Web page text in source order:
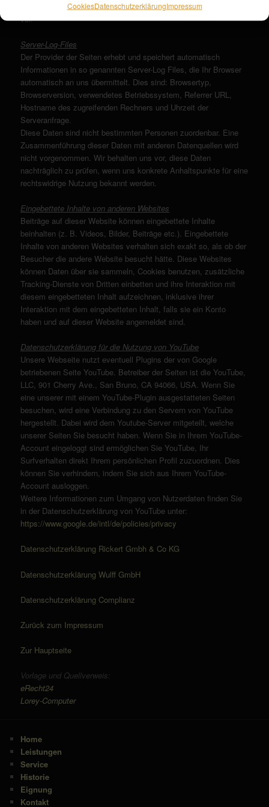
CookiesDatenschutzerklärungImpressum
Zusendung von Werbeinformationen, etwa durch Spam-E-Mails,
vor.
Server-Log-Files
Der Provider der Seiten erhebt und speichert automatisch
Informationen in so genannten Server-Log Files, die Ihr Browser
automatisch an uns übermittelt. Dies sind: Browsertyp,
Browserversion, verwendetes Betriebssystem, Referrer URL,
Hostname des zugreifenden Rechners und Uhrzeit der
Serveranfrage.
Diese Daten sind nicht bestimmten Personen zuordenbar. Eine
Zusammenführung dieser Daten mit anderen Datenquellen wird
nicht vorgenommen. Wir behalten uns vor, diese Daten
nachträglich zu prüfen, wenn uns konkrete Anhaltspunkte für eine
rechtswidrige Nutzung bekannt werden.
Eingebettete Inhalte von anderen Websites
Beiträge auf dieser Website können eingebettete Inhalte
beinhalten (z. B. Videos, Bilder, Beiträge etc.). Eingebettete
Inhalte von anderen Websites verhalten sich exakt so, als ob der
Besucher die andere Website besucht hätte. Diese Websites
können Daten über sie sammeln, Cookies benutzen, zusätzliche
Tracking-Dienste von Dritten einbetten und ihre Interaktion mit
diesem eingebetteten Inhalt aufzeichnen, inklusive ihrer
Interaktion mit dem eingebetteten Inhalt, falls sie ein Konto
haben und auf dieser Website angemeldet sind.
Datenschutzerklärung für die Nutzung von YouTube
Unsere Webseite nutzt eventuell Plugins der von Google
betriebenen Seite YouTube. Betreiber der Seiten ist die YouTube,
LLC, 901 Cherry Ave., San Bruno, CA 94066, USA. Wenn Sie
eine unserer mit einem YouTube-Plugin ausgestatteten Seiten
besuchen, wird eine Verbindung zu den Servern von YouTube
hergestellt. Dabei wird dem Youtube-Server mitgeteilt, welche
unserer Seiten Sie besucht haben. Wenn Sie in Ihrem YouTube-
Account eingeloggt sind ermöglichen Sie YouTube, Ihr
Surfverhalten direkt Ihrem persönlichen Profil zuzuordnen. Dies
können Sie verhindern, indem Sie sich aus Ihrem YouTube-
Account ausloggen.
Weitere Informationen zum Umgang von Nutzerdaten finden Sie
in der Datenschutzerklärung von YouTube unter:
https://www.google.de/intl/de/policies/privacy
Datenschutzerklärung Rickert Gmbh & Co KG
Datenschutzerklärung Wulff GmbH
Datenschutzerklärung Complianz
Zurück zum Impressum
Zur Hauptseite
Vorlage und Quellverweis:
eRecht24
Lorey-Computer
Home
Leistungen
Service
Historie
Eignung
Kontakt